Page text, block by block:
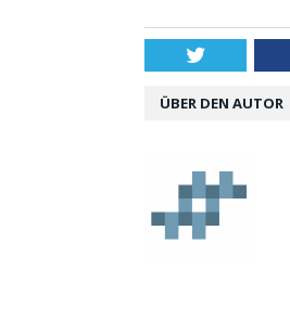
Twitter
ÜBER DEN AUTOR